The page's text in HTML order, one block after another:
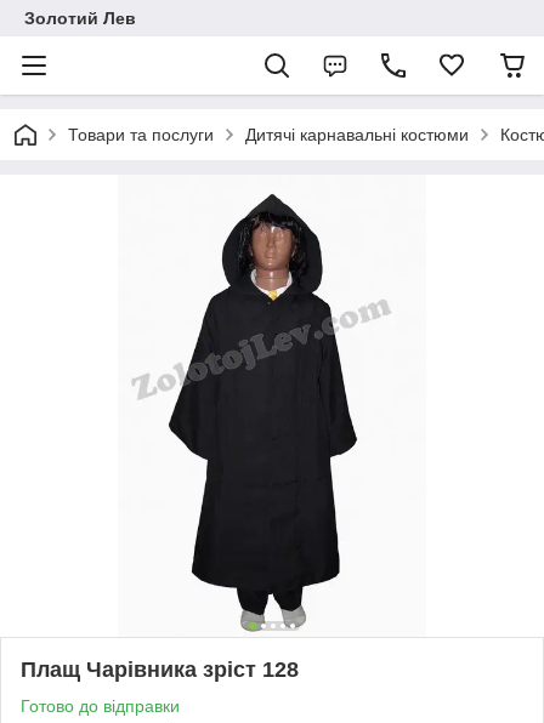
Золотий Лев
Товари та послуги Дитячі карнавальні костюми
Плащ Чарівника зріст 128
Готово до відправки